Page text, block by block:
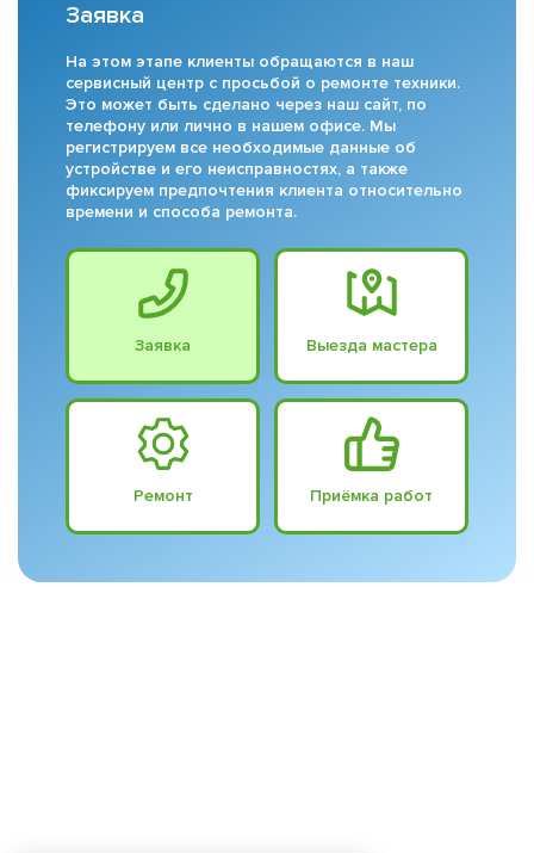
Заявка
На этом этапе клиенты обращаются в наш
сервисный центр с просьбой о ремонте техники.
Это может быть сделано через наш сайт, по
телефону или лично в нашем офисе. Мы
регистрируем все необходимые данные об
устройстве и его неисправностях, а также
фиксируем предпочтения клиента относительно
времени и способа ремонта.
Заявка Выезда мастера
Ремонт Приёмка работ